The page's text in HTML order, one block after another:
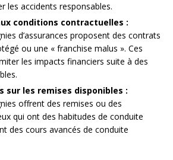
les accidents responsables.
conditions contractuelles :
d’assurances proposent des contrats
ou une « franchise malus ». Ces
les impacts financiers suite à des
sur les remises disponibles :
offrent des remises ou des
qui ont des habitudes de conduite
des cours avancés de conduite